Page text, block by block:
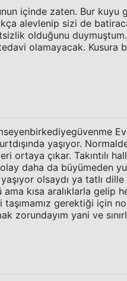
içinde zaten. Bur kuyu
alevlenip sizi de
olduğunu
olamayacak. Kusura
yaşıyor.
ortaya çıkar. Takıntılı
daha da büyümeden
olsaydı ya tatlı
kısa aralıklarla gelip
taşımamız gerektiği için
zorundayım yani ve